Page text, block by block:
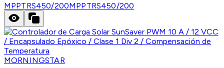
MPPTRS450/200MPPTRS450/200
MORNINGSTAR